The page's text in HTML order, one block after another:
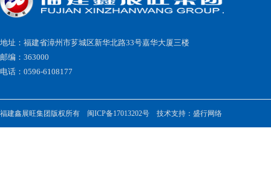
地址：福建省漳州市芗城区新华北路33号嘉华大厦三楼
邮编：363000
电话：0596-6108177
福建鑫展旺集团版权所有 闽ICP备17013202号 技术支持： 盛行网络